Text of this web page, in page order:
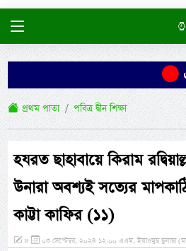
প্রথম পাতা পবিত্র দ্বীন শিক্ষা
হযরত ছাহাবায়ে কিরাম
উনারা অবশ্যই সত্যের
কাট্টা কাফির (১১)
» ০৩ সেপ্টেম্বর, ২০২৪ ১২:০০ এএম, ইয়াওমুছ ছুলাছা